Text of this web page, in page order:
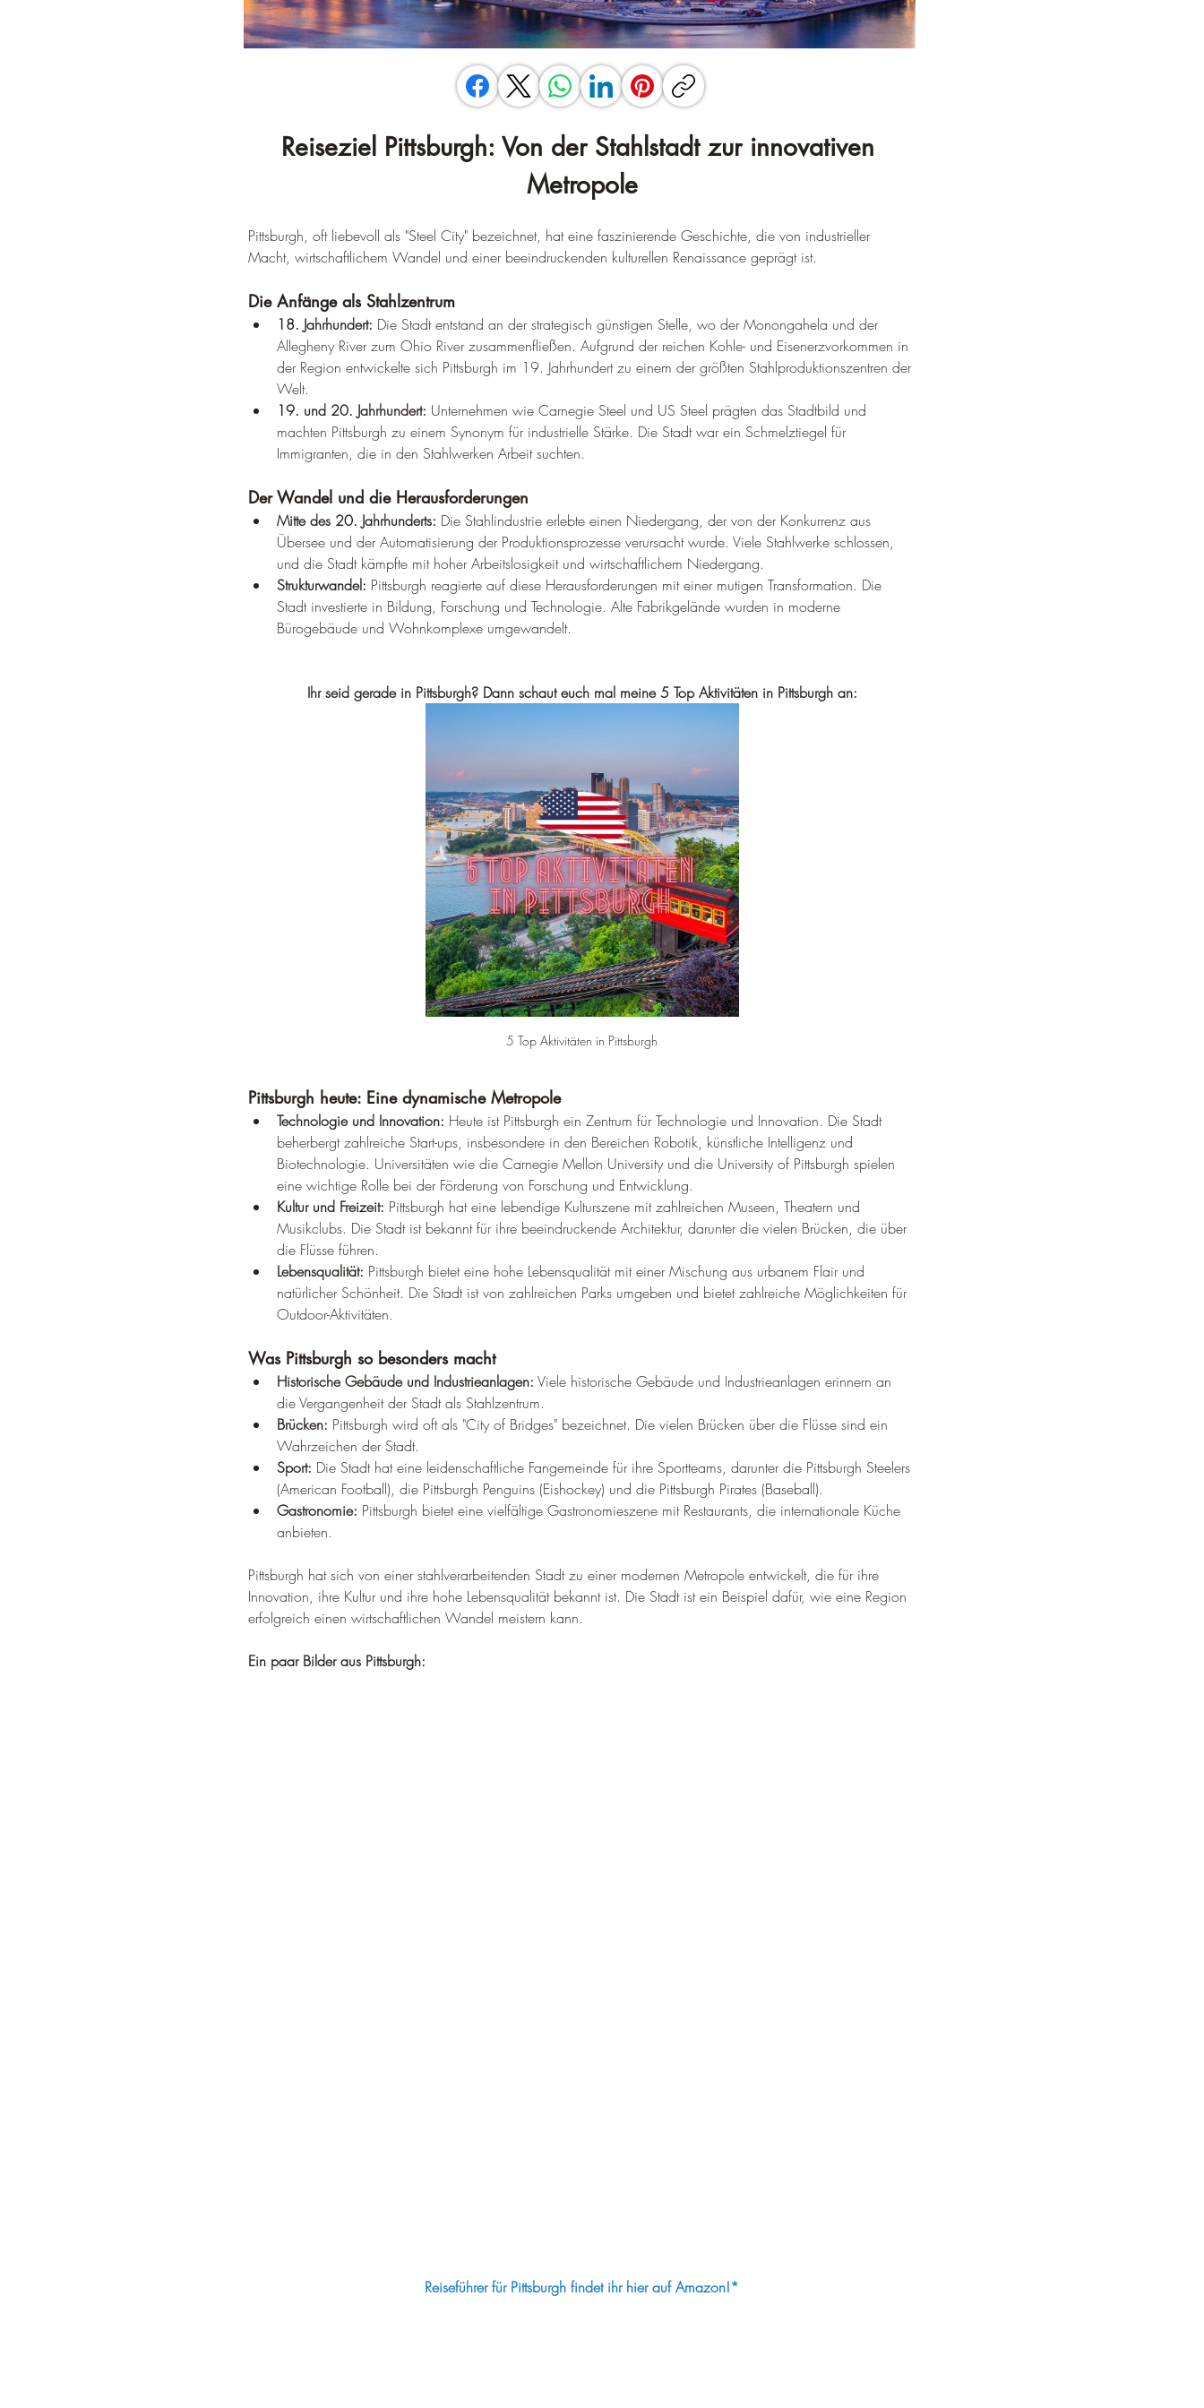
–¡
Reiseziel Pittsburgh: Von der Stahlstadt zur innovativen
Metropole
Pittsburgh, oft liebevoll als "Steel City" bezeichnet, hat eine faszinierende Geschichte, die von industrieller
Macht, wirtschaftlichem Wandel und einer beeindruckenden kulturellen Renaissance geprägt ist.
Die Anfänge als Stahlzentrum
18. Jahrhundert: Die Stadt entstand an der strategisch günstigen Stelle, wo der Monongahela und der
Allegheny River zum Ohio River zusammenfließen. Aufgrund der reichen Kohle- und Eisenerzvorkommen in
der Region entwickelte sich Pittsburgh im 19. Jahrhundert zu einem der größten Stahlproduktionszentren der
Welt.
19. und 20. Jahrhundert: Unternehmen wie Carnegie Steel und US Steel prägten das Stadtbild und
machten Pittsburgh zu einem Synonym für industrielle Stärke. Die Stadt war ein Schmelztiegel für
Immigranten, die in den Stahlwerken Arbeit suchten.
Der Wandel und die Herausforderungen
Mitte des 20. Jahrhunderts: Die Stahlindustrie erlebte einen Niedergang, der von der Konkurrenz aus
Übersee und der Automatisierung der Produktionsprozesse verursacht wurde. Viele Stahlwerke schlossen,
und die Stadt kämpfte mit hoher Arbeitslosigkeit und wirtschaftlichem Niedergang.
Strukturwandel: Pittsburgh reagierte auf diese Herausforderungen mit einer mutigen Transformation. Die
Stadt investierte in Bildung, Forschung und Technologie. Alte Fabrikgelände wurden in moderne
Bürogebäude und Wohnkomplexe umgewandelt.
Ihr seid gerade in Pittsburgh? Dann schaut euch mal meine 5 Top Aktivitäten in Pittsburgh an:
5 Top Aktivitäten in Pittsburgh
Pittsburgh heute: Eine dynamische Metropole
Technologie und Innovation: Heute ist Pittsburgh ein Zentrum für Technologie und Innovation. Die Stadt
beherbergt zahlreiche Start-ups, insbesondere in den Bereichen Robotik, künstliche Intelligenz und
Biotechnologie. Universitäten wie die Carnegie Mellon University und die University of Pittsburgh spielen
eine wichtige Rolle bei der Förderung von Forschung und Entwicklung.
Kultur und Freizeit: Pittsburgh hat eine lebendige Kulturszene mit zahlreichen Museen, Theatern und
Musikclubs. Die Stadt ist bekannt für ihre beeindruckende Architektur, darunter die vielen Brücken, die über
die Flüsse führen.
Lebensqualität: Pittsburgh bietet eine hohe Lebensqualität mit einer Mischung aus urbanem Flair und
natürlicher Schönheit. Die Stadt ist von zahlreichen Parks umgeben und bietet zahlreiche Möglichkeiten für
Outdoor-Aktivitäten.
Was Pittsburgh so besonders macht
Historische Gebäude und Industrieanlagen: Viele historische Gebäude und Industrieanlagen erinnern an
die Vergangenheit der Stadt als Stahlzentrum.
Brücken: Pittsburgh wird oft als "City of Bridges" bezeichnet. Die vielen Brücken über die Flüsse sind ein
Wahrzeichen der Stadt.
Sport: Die Stadt hat eine leidenschaftliche Fangemeinde für ihre Sportteams, darunter die Pittsburgh Steelers
(American Football), die Pittsburgh Penguins (Eishockey) und die Pittsburgh Pirates (Baseball).
Gastronomie: Pittsburgh bietet eine vielfältige Gastronomieszene mit Restaurants, die internationale Küche
anbieten.
Pittsburgh hat sich von einer stahlverarbeitenden Stadt zu einer modernen Metropole entwickelt, die für ihre
Innovation, ihre Kultur und ihre hohe Lebensqualität bekannt ist. Die Stadt ist ein Beispiel dafür, wie eine Region
erfolgreich einen wirtschaftlichen Wandel meistern kann.
Ein paar Bilder aus Pittsburgh:
Reiseführer für Pittsburgh findet ihr hier auf Amazon!*